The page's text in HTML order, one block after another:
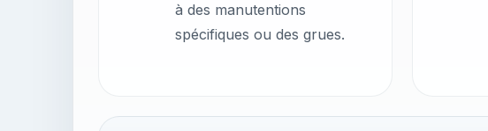
à des manutentions
spécifiques ou des grues.